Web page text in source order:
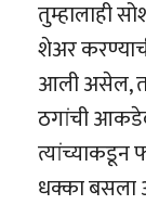
तुम्हालाही
शेअर
आली असेल,
ठगांची
धक्का बसला